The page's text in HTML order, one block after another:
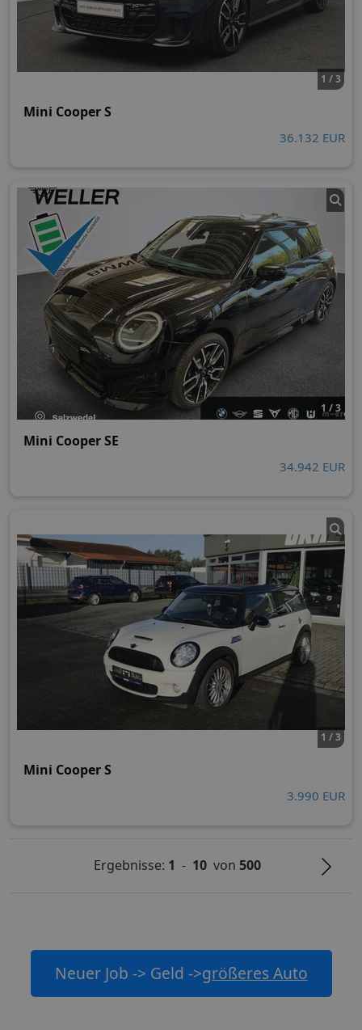
1 / 3
Mini Cooper S
36.132 EUR
1 / 3
Mini Cooper SE
34.942 EUR
1 / 3
Mini Cooper S
3.990 EUR
Ergebnisse: 1 - 10 von500
Neuer Job -> Geld ->größeres Auto